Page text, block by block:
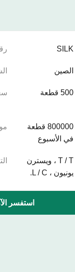
SILK
الصين
500 قطعة
800000 قطعة
في الأسبوع
T / T ، ويسترن
يونيون ، L / C.
استفسر